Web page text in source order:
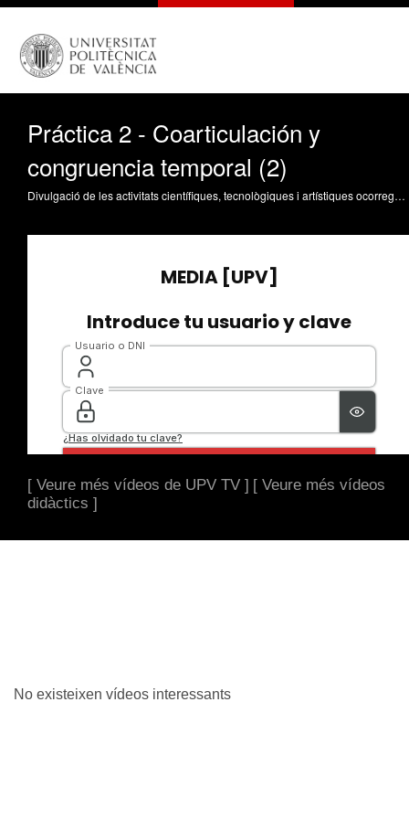
Práctica 2 - Coarticulación y
congruencia temporal (2)
Divulgació de les activitats científiques, tecnològiques i artístiques ocorregudes en els tres campus de la UPV
[ Veure més vídeos de UPV TV ] [ Veure més vídeos
didàctics ]
No existeixen vídeos interessants